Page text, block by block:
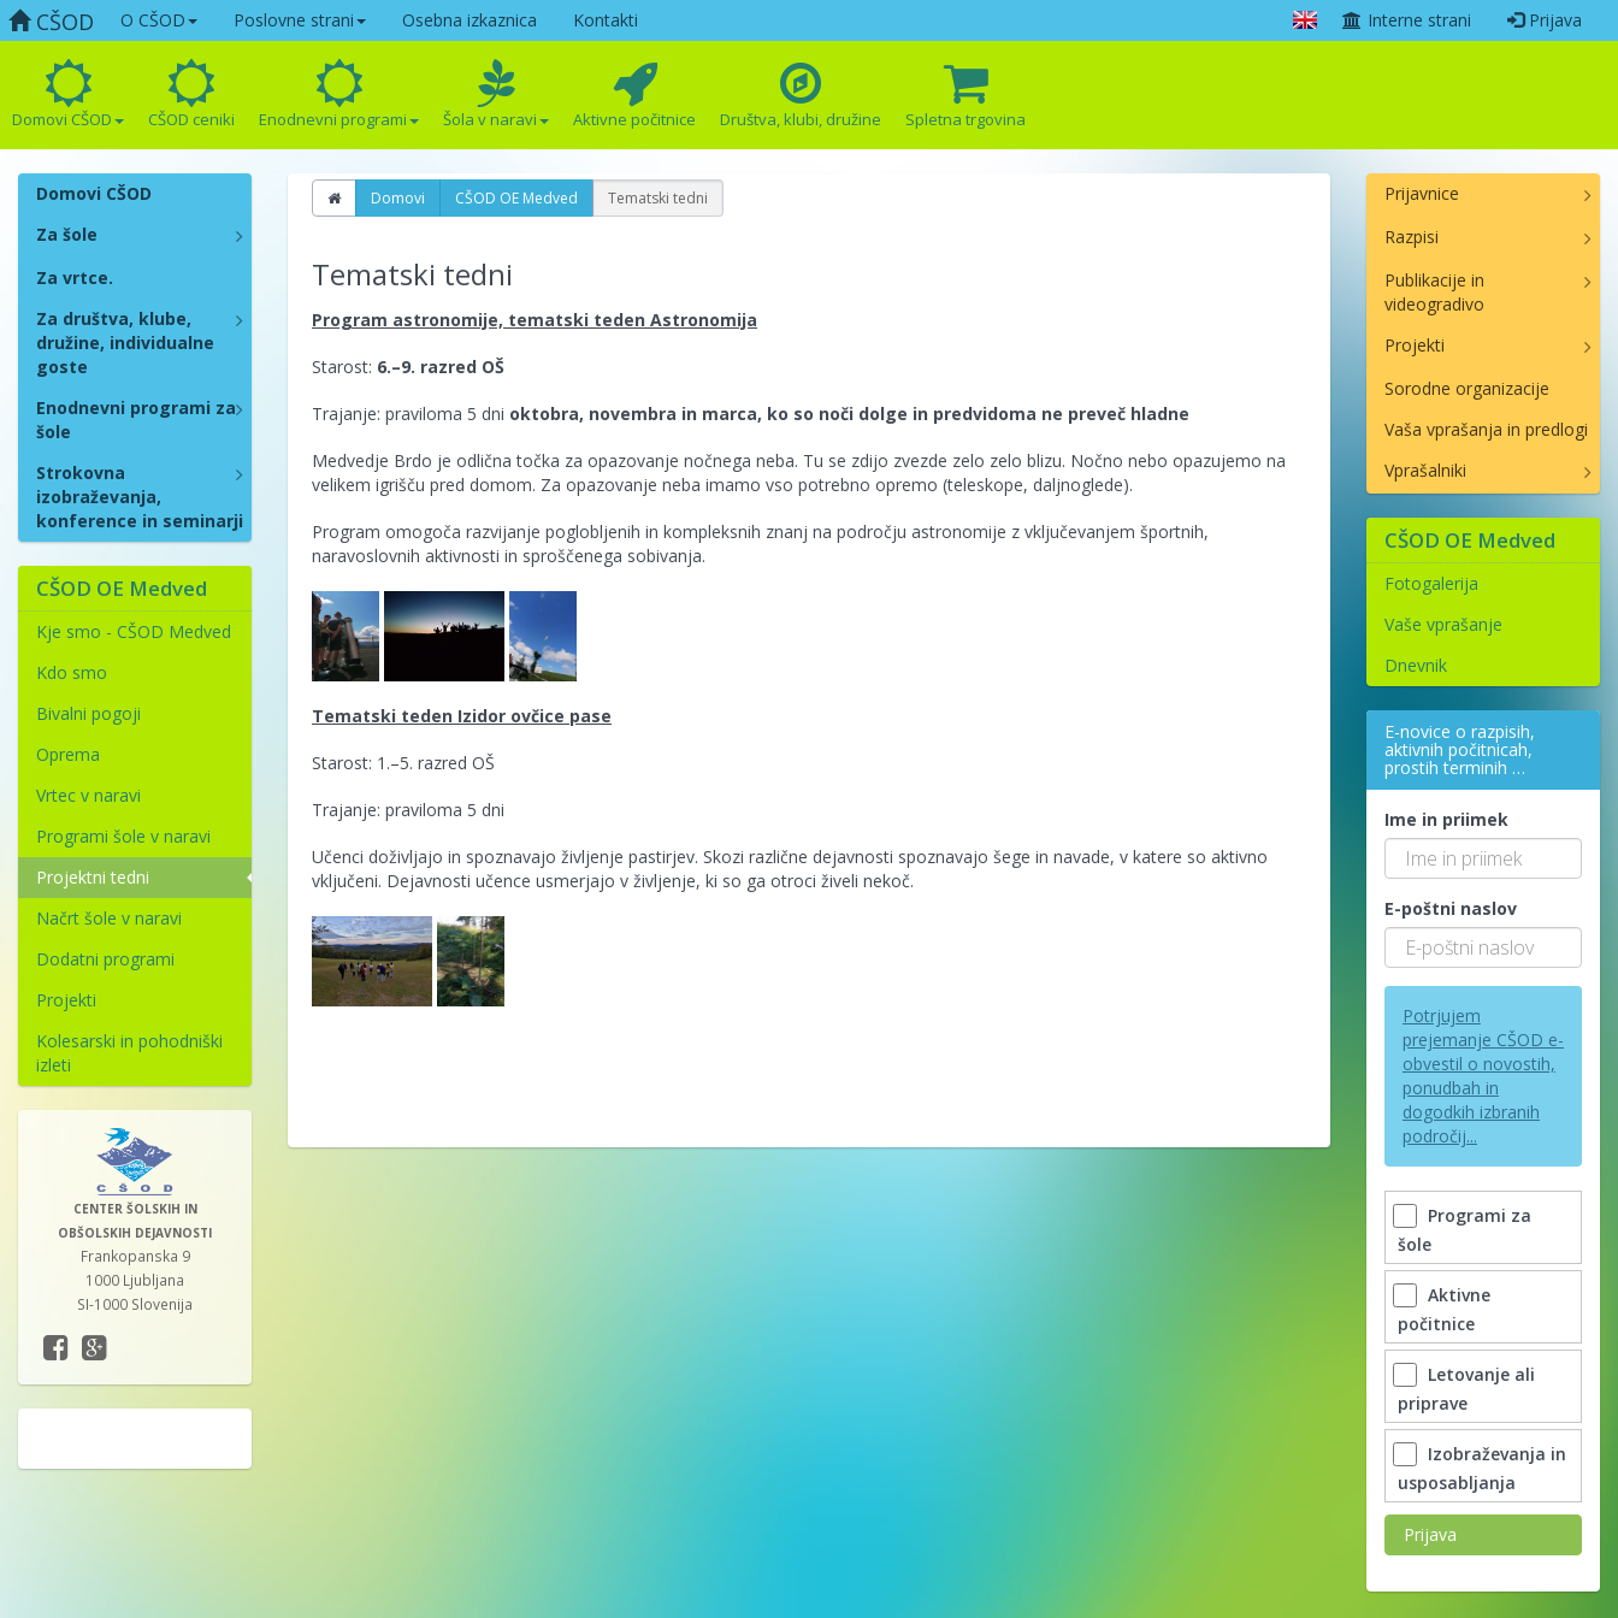
CŠOD O CŠOD Poslovne strani Osebna izkaznica Kontakti Interne strani Prijava
Domovi CŠOD CŠOD ceniki Enodnevni programi Šola v naravi Aktivne počitnice Društva, klubi, družine Spletna trgovina
Domovi CŠOD
Za šole
Za vrtce.
Za društva, klube,
družine, individualne
goste
Enodnevni programi za
šole
Strokovna
izobraževanja,
konference in seminarji
CŠOD OE Medved
Kje smo - CŠOD Medved
Kdo smo
Bivalni pogoji
Oprema
Vrtec v naravi
Programi šole v naravi
Projektni tedni
Načrt šole v naravi
Dodatni programi
Projekti
Kolesarski in pohodniški
izleti
CENTER ŠOLSKIH IN
OBŠOLSKIH DEJAVNOSTI
Frankopanska 9
1000 Ljubljana
SI-1000 Slovenija
Domovi CŠOD OE Medved Tematski tedni
Tematski tedni
Program astronomije, tematski teden Astronomija
Starost: 6.–9. razred OŠ
Trajanje: praviloma 5 dni oktobra, novembra in marca, ko so noči dolge in predvidoma ne preveč hladne
Medvedje Brdo je odlična točka za opazovanje nočnega neba. Tu se zdijo zvezde zelo zelo blizu. Nočno nebo opazujemo na
velikem igrišču pred domom. Za opazovanje neba imamo vso potrebno opremo (teleskope, daljnoglede).
Program omogoča razvijanje poglobljenih in kompleksnih znanj na področju astronomije z vključevanjem športnih,
naravoslovnih aktivnosti in sproščenega sobivanja.
Tematski teden Izidor ovčice pase
Starost: 1.–5. razred OŠ
Trajanje: praviloma 5 dni
Učenci doživljajo in spoznavajo življenje pastirjev. Skozi različne dejavnosti spoznavajo šege in navade, v katere so aktivno
vključeni. Dejavnosti učence usmerjajo v življenje, ki so ga otroci živeli nekoč.
Prijavnice
Razpisi
Publikacije in
videogradivo
Projekti
Sorodne organizacije
Vaša vprašanja in predlogi
Vprašalniki
CŠOD OE Medved
Fotogalerija
Vaše vprašanje
Dnevnik
E-novice o razpisih,
aktivnih počitnicah,
prostih terminih …
Ime in priimek
E-poštni naslov
Potrjujem
prejemanje CŠOD e-
obvestil o novostih,
ponudbah in
dogodkih izbranih
področij...
Programi za
šole
Aktivne
počitnice
Letovanje ali
priprave
Izobraževanja in
usposabljanja
Prijava